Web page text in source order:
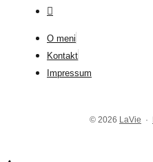
O meni
Kontakt
Impressum
© 2026 LaVie ·